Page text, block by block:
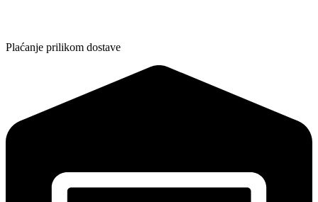
Plaćanje prilikom dostave